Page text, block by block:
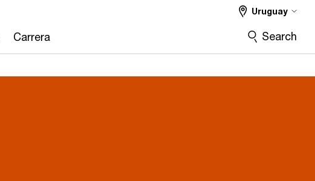
Carrera
Uruguay
Search